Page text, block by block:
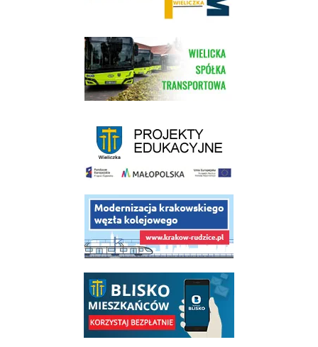
link do strony Wielickiej Spółki Transportowej
link do opisu projektu budowy linii kolejowej Krakow Rudzice
link do opisu aplikacji - BLISKO, Gmina Wieliczka w aplikacji Blisko